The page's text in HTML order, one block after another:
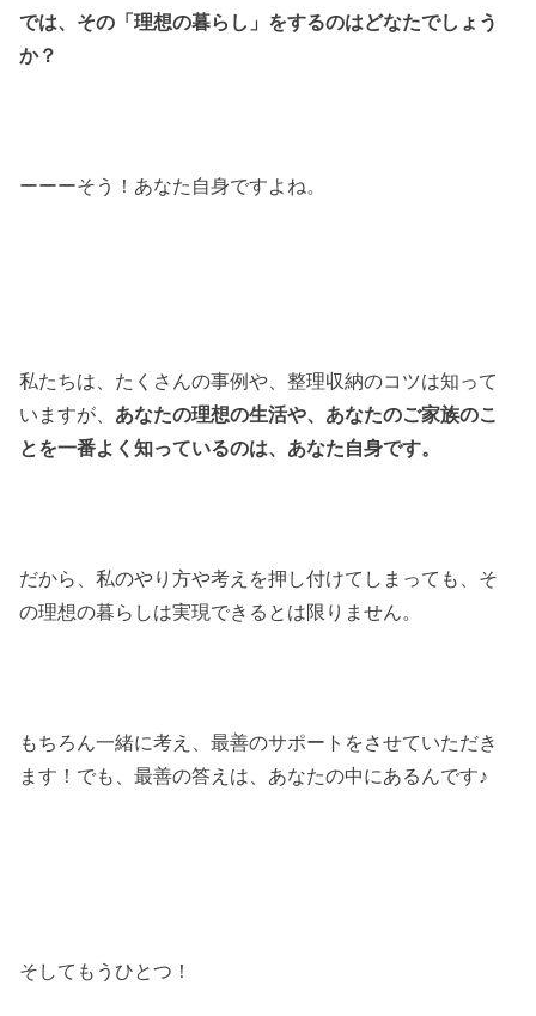
では、その「理想の暮らし」をするのはどなたでしょう
か？
ーーーそう！あなた自身ですよね。
私たちは、たくさんの事例や、整理収納のコツは知って
いますが、 あなたの理想の生活や、あなたのご家族のこ
とを一番よく知っているのは、あなた自身です。
だから、私のやり方や考えを押し付けてしまっても、そ
の理想の暮らしは実現できるとは限りません。
もちろん一緒に考え、最善のサポートをさせていただき
ます！でも、最善の答えは、あなたの中にあるんです♪
そしてもうひとつ！